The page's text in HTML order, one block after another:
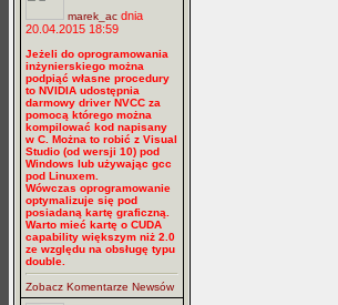
marek_ac dnia
20.04.2015 18:59
Jeżeli do oprogramowania
inżynierskiego można
podpiąć własne procedury
to NVIDIA udostępnia
darmowy driver NVCC za
pomocą którego można
kompilować kod napisany
w C. Można to robić z Visual
Studio (od wersji 10) pod
Windows lub używając gcc
pod Linuxem.
Wówczas oprogramowanie
optymalizuje się pod
posiadaną kartę graficzną.
Warto mieć kartę o CUDA
capability większym niż 2.0
ze względu na obsługę typu
double.
Zobacz Komentarze Newsów